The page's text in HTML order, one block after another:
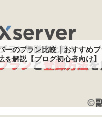
ーのプラン比較｜おすすめプ
を解説【ブログ初心者向け】